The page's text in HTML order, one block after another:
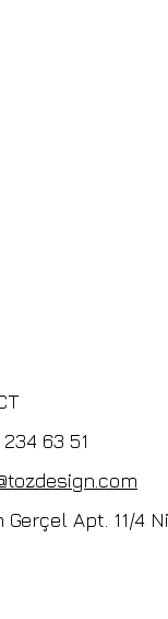
63 51
Gerçel Apt. 11/4